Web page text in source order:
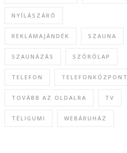
NYÍLÁSZÁRÓ
REKLÁMAJÁNDÉK SZAUNA
SZAUNÁZÁS SZÓRÓLAP
TELEFON TELEFONKÖZPONT
TOVÁBB AZ OLDALRA TV
TÉLIGUMI WEBÁRUHÁZ